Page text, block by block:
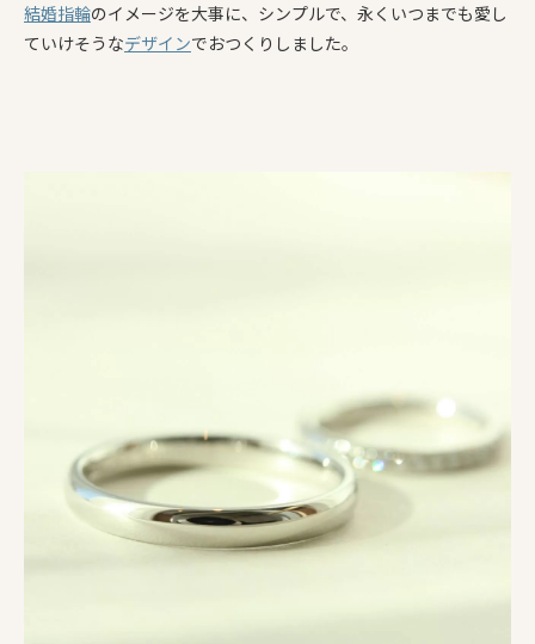
結婚指輪のイメージを大事に、シンプルで、永くいつまでも愛し
ていけそうなデザインでおつくりしました。